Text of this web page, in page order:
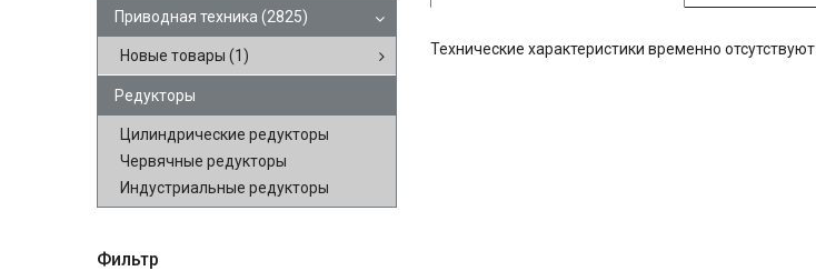
Приводная техника (2825)
Новые товары (1)
Редукторы
Цилиндрические редукторы
Червячные редукторы
Индустриальные редукторы
Фильтр
Технические характеристики временно отсутствуют